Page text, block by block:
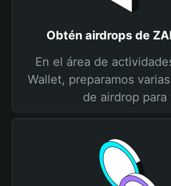
Obtén airdrops de
En el área de
Wallet, preparamos
de airdrop para